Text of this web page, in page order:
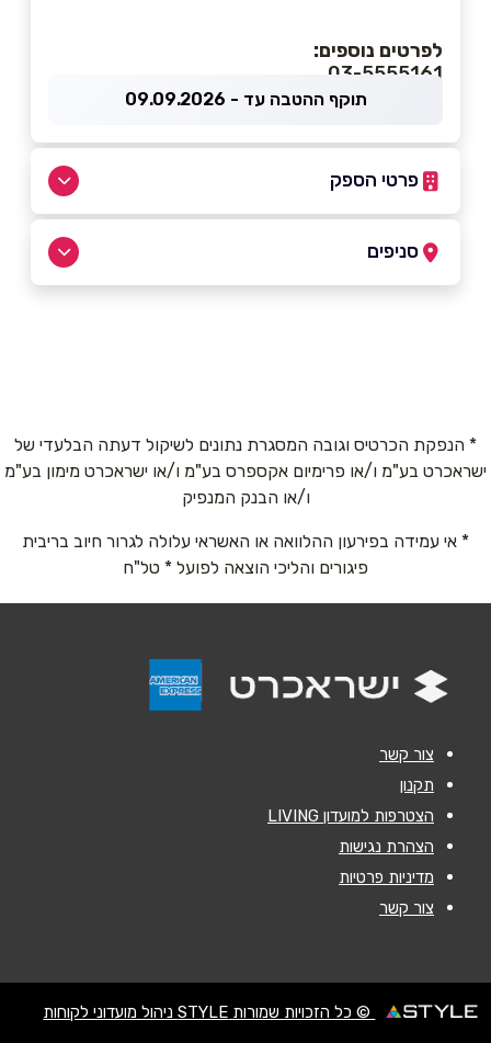
לפרטים נוספים:
03-5555161
תוקף ההטבה עד - 09.09.2026
פרטי הספק
בפייסבוק
טלפון*
אימייל*
סניפים
* הנפקת הכרטיס וגובה המסגרת נתונים לשיקול דעתה הבלעדי של
ישראכרט בע"מ ו/או פרימיום אקספרס בע"מ ו/או ישראכרט מימון בע"מ
ו/או הבנק המנפיק
* אי עמידה בפירעון ההלוואה או האשראי עלולה לגרור חיוב בריבית
פיגורים והליכי הוצאה לפועל * טל"ח
צור קשר
תקנון
הצטרפות למועדון LIVING
הצהרת נגישות
מדיניות פרטיות
צור קשר
© כל הזכויות שמורות STYLE ניהול מועדוני לקוחות